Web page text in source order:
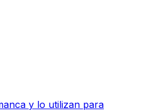
y lo utilizan para